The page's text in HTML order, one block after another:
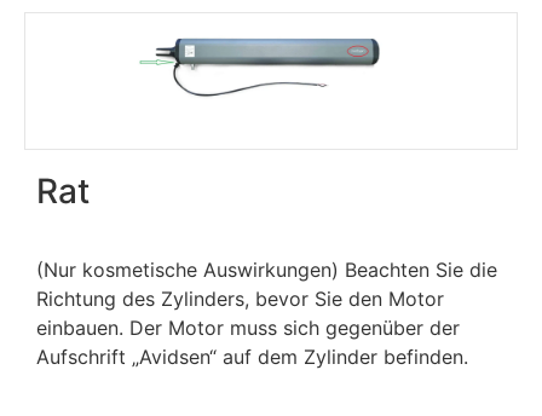
Rat
(Nur kosmetische Auswirkungen) Beachten Sie die
Richtung des Zylinders, bevor Sie den Motor
einbauen. Der Motor muss sich gegenüber der
Aufschrift „Avidsen“ auf dem Zylinder befinden.